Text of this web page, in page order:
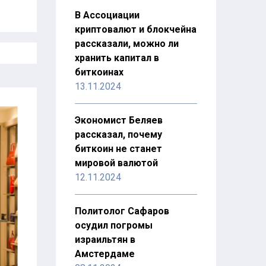
В Ассоциации
криптовалют и блокчейна
рассказали, можно ли
хранить капитал в
биткоинах
13.11.2024
Экономист Беляев
рассказал, почему
биткоин не станет
мировой валютой
12.11.2024
Политолог Сафаров
осудил погромы
израильтян в
Амстердаме